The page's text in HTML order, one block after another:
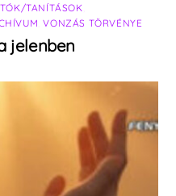
TANÍTÁSOK
,VONZÁS TÖRVÉNYE
jelenben